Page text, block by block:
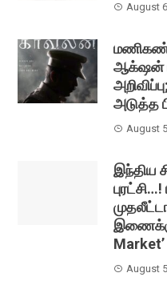
August
ஆக்‌ஷன்
அடுத்த
August
இந்திய
August